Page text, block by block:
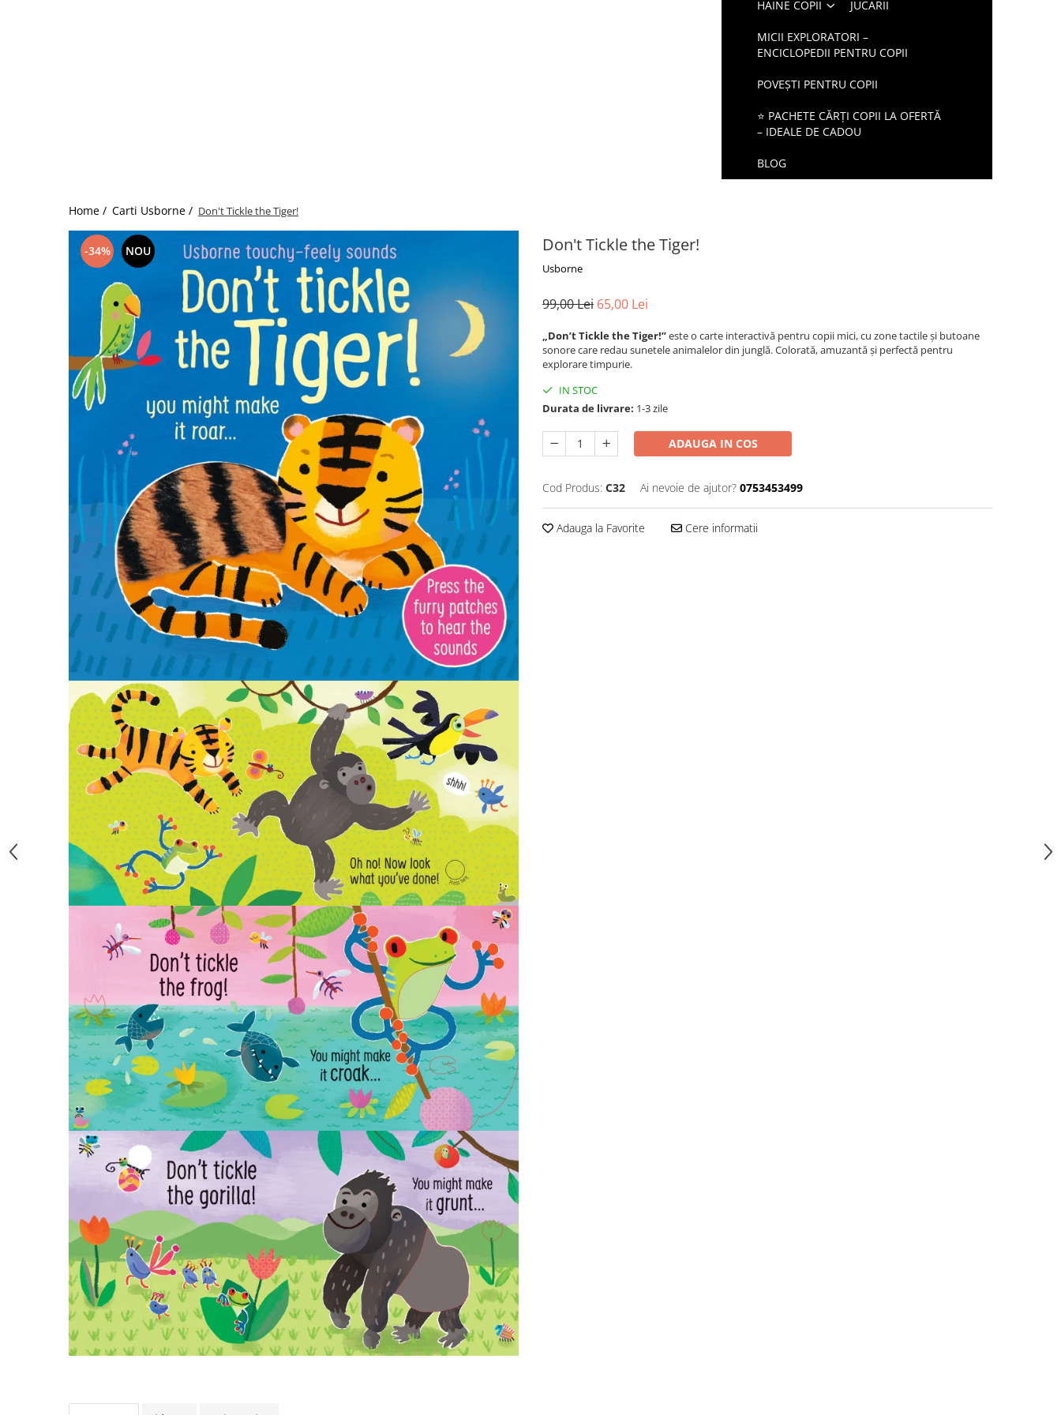
HAINE COPII JUCARII
MICII EXPLORATORI –
ENCICLOPEDII PENTRU COPII
POVEȘTI PENTRU COPII
⭐ PACHETE CĂRȚI COPII LA OFERTĂ
– IDEALE DE CADOU
BLOG
Home / Carti Usborne / Don't Tickle the Tiger!
-34% NOU Don't Tickle the Tiger!
Usborne
99,00 Lei 65,00 Lei
„Don’t Tickle the Tiger!”este o carte interactivă pentru copii mici, cu zone tactile și butoane
sonore care redau sunetele animalelor din junglă. Colorată, amuzantă și perfectă pentru
explorare timpurie.
IN STOC
Durata de livrare: 1-3 zile
ADAUGA IN COS
Cod Produs: C32 Ai nevoie de ajutor? 0753453499
Adauga la Favorite Cere informatii